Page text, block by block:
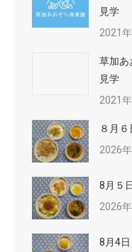
見学
2021
草加
見学
2021
８月６
2026
8月５
2026
8月4日